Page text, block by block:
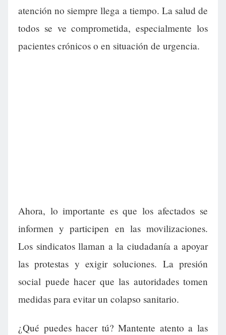
atención no siempre llega a tiempo. La salud de
todos se ve comprometida, especialmente los
pacientes crónicos o en situación de urgencia.
Ahora, lo importante es que los afectados se
informen y participen en las movilizaciones.
Los sindicatos llaman a la ciudadanía a apoyar
las protestas y exigir soluciones. La presión
social puede hacer que las autoridades tomen
medidas para evitar un colapso sanitario.
¿Qué puedes hacer tú? Mantente atento a las